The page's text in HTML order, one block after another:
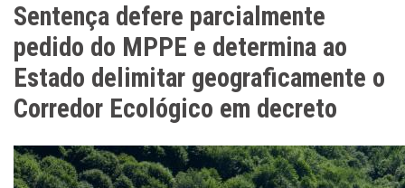
Sentença defere parcialmente
pedido do MPPE e determina ao
Estado delimitar geograficamente o
Corredor Ecológico em decreto